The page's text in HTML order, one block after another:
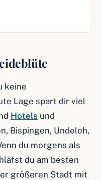
keine
Lage spart dir viel
Hotels und
Bispingen, Undeloh,
du morgens als
du am besten
größeren Stadt mit